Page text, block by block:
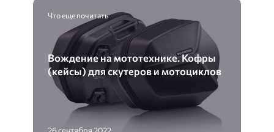
Что еще почитать
Вождение на мототехнике. Кофры
(кейсы) для скутеров и мотоциклов